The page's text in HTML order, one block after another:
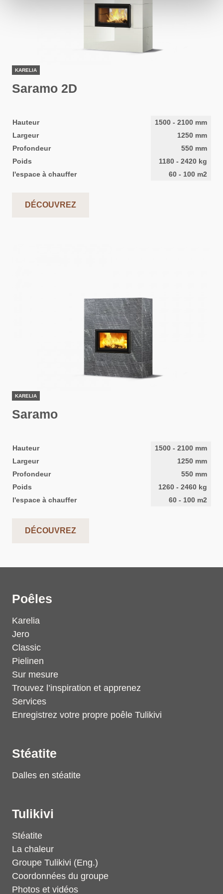
KARELIA
Saramo 2D
Hauteur 1500 - 2100 mm
Largeur
1250 mm
Profondeur
550 mm
Poids
1180 - 2420 kg
l'espace à chauffer
60 - 100 m2
DÉCOUVREZ
KARELIA
Saramo
Hauteur 1500 - 2100 mm
Largeur
1250 mm
Profondeur
550 mm
Poids
1260 - 2460 kg
l'espace à chauffer
60 - 100 m2
DÉCOUVREZ
Poêles
Karelia
Jero
Classic
Pielinen
Sur mesure
Trouvez l’inspiration et apprenez
Services
Enregistrez votre propre poêle Tulikivi
Stéatite
Dalles en stéatite
Tulikivi
Stéatite
La chaleur
Groupe Tulikivi (Eng.)
Coordonnées du groupe
Photos et vidéos